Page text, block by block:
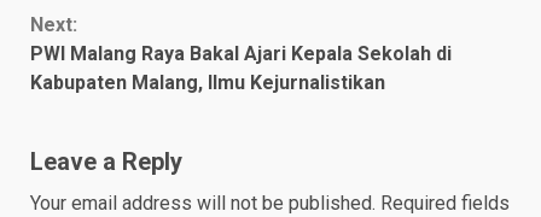
Next:
PWI Malang Raya Bakal Ajari Kepala Sekolah di
Kabupaten Malang, Ilmu Kejurnalistikan
Leave a Reply
Your email address will not be published. Required fields